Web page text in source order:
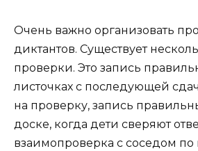
Очень важно организовать
диктантов. Существует
проверки. Это запись
листочках с последующей
на проверку, запись
доске, когда дети сверяют
взаимопроверка с соседом по